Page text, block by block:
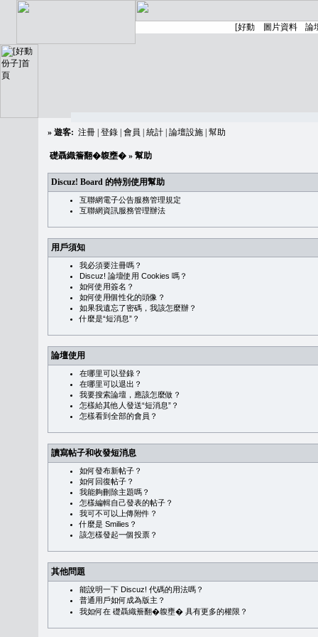
» 遊客: 注冊 登錄 會員 統計 論壇設施 幫助
礎聶織簷翻�䪖壅� » 幫助
Discuz! Board 的特別使用幫助
互聯網電子公告服務管理規定
互聯網資訊服務管理辦法
用戶須知
我必須要注冊嗎？
Discuz! 論壇使用 Cookies 嗎？
如何使用簽名？
如何使用個性化的頭像？
如果我遺忘了密碼，我該怎麼辦？
什麼是“短消息”？
論壇使用
在哪里可以登錄？
在哪里可以退出？
我要搜索論壇，應該怎麼做？
怎樣給其他人發送“短消息”？
怎樣看到全部的會員？
讀寫帖子和收發短消息
如何發布新帖子？
如何回復帖子？
我能夠刪除主題嗎？
怎樣編輯自己發表的帖子？
我可不可以上傳附件？
什麼是 Smilies？
該怎樣發起一個投票？
其他問題
能說明一下 Discuz! 代碼的用法嗎？
普通用戶如何成為版主？
我如何在 礎聶織簷翻�䪖壅� 具有更多的權限？